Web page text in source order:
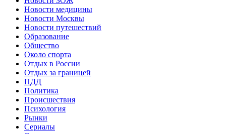
Новости медицины
Новости Москвы
Новости путешествий
Образование
Общество
Около спорта
Отдых в России
Отдых за границей
ПДД
Политика
Происшествия
Психология
Рынки
Сериалы